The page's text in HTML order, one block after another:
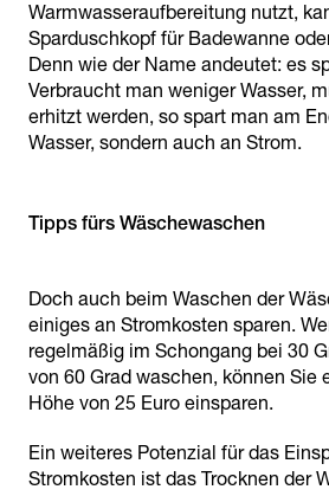
Warmwasseraufbereitung nutzt,
Sparduschkopf für Badewanne
Denn wie der Name andeutet: es
Verbraucht man weniger Wasser,
erhitzt werden, so spart man am
Wasser, sondern auch an Strom.
Tipps fürs Wäschewaschen
Doch auch beim Waschen der
einiges an Stromkosten sparen.
regelmäßig im Schongang bei 30
von 60 Grad waschen, können Sie
Höhe von 25 Euro einsparen.
Ein weiteres Potenzial für das
Stromkosten ist das Trocknen der